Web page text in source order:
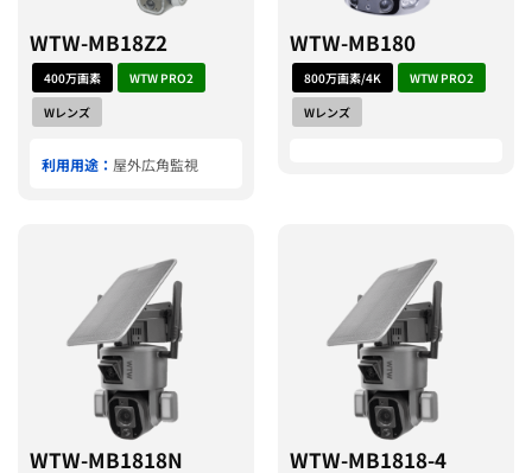
WTW-MB18Z2
400万画素
WTW PRO2
Wレンズ
利用用途： 屋外広角監視
WTW-MB180
800万画素/4K
WTW PRO2
Wレンズ
WTW-MB1818N WTW-MB1818-4